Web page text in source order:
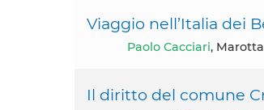
Viaggio nell’Italia dei
Paolo Cacciari,
Il diritto del comune